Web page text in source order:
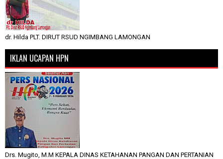
dr. Hilda PLT. DIRUT RSUD NGIMBANG LAMONGAN
IKLAN UCAPAN HPN
Drs. Mugito, M.M KEPALA DINAS KETAHANAN PANGAN DAN PERTANIAN